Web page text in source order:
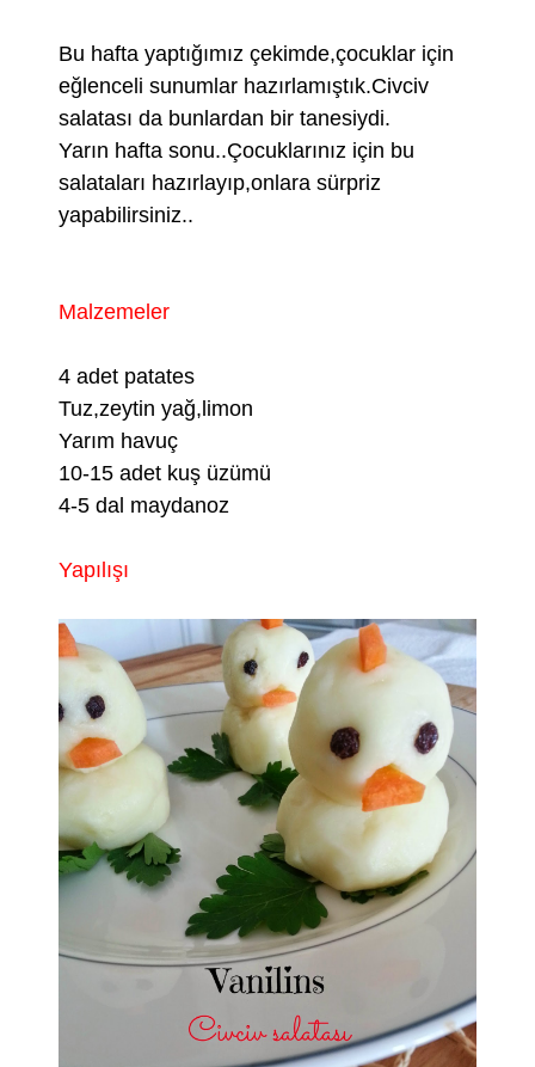
Bu hafta yaptığımız çekimde,çocuklar için
eğlenceli sunumlar hazırlamıştık.Civciv
salatası da bunlardan bir tanesiydi.
Yarın hafta sonu..Çocuklarınız için bu
salataları hazırlayıp,onlara sürpriz
yapabilirsiniz..
Malzemeler
4 adet patates
Tuz,zeytin yağ,limon
Yarım havuç
10-15 adet kuş üzümü
4-5 dal maydanoz
Yapılışı